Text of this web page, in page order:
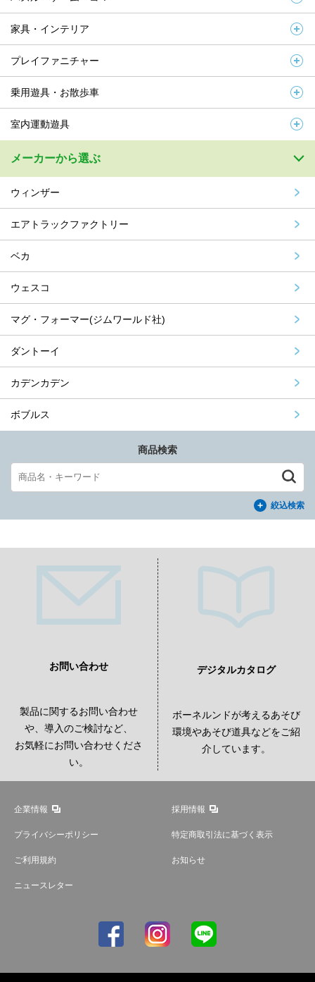
家具・インテリア
プレイファニチャー
乗用遊具・お散歩車
室内運動遊具
メーカーから選ぶ
ウィンザー
エアトラックファクトリー
ベカ
ウェスコ
マグ・フォーマー(ジムワールド社)
ダントーイ
カデンカデン
ボブルス
商品検索
絞込検索
お問い合わせ
製品に関するお問い合わせ
や、導入のご検討など、
お気軽にお問い合わせくださ
い。
デジタルカタログ
ボーネルンドが考えるあそび
環境やあそび道具などをご紹
介しています。
企業情報 採用情報
プライバシーポリシー 特定商取引法に基づく表示
ご利用規約 お知らせ
ニュースレター